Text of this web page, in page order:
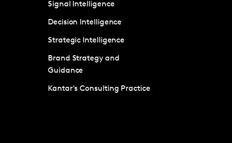
Signal Intelligence
Decision Intelligence
Strategic Intelligence
Brand Strategy and
Guidance
Kantar's Consulting Practice